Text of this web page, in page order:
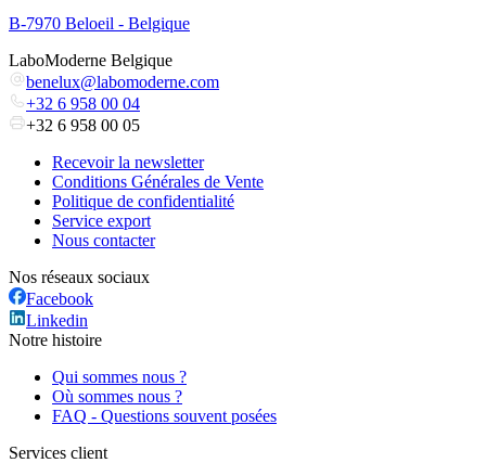
B-7970 Beloeil - Belgique
LaboModerne Belgique
benelux@labomoderne.com
+32 6 958 00 04
+32 6 958 00 05
Recevoir la newsletter
Conditions Générales de Vente
Politique de confidentialité
Service export
Nous contacter
Nos réseaux sociaux
Facebook
Linkedin
Notre histoire
Qui sommes nous ?
Où sommes nous ?
FAQ - Questions souvent posées
Services client